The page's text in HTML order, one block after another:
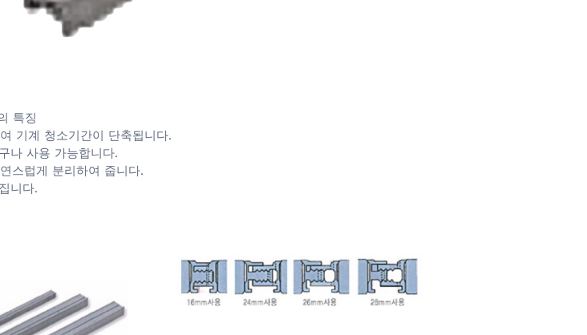
특징
기계 청소기간이 단축됩니다.
나 사용 가능합니다.
스럽게 분리하여 줍니다.
니다.